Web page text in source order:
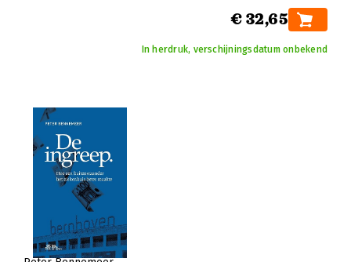
€ 32,65
In herdruk, verschijningsdatum onbekend